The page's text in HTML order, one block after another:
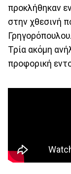
προκλήθηκαν
στην χθεσινή
Γρηγορόπουλου.
Τρία ακόμη
προφορική